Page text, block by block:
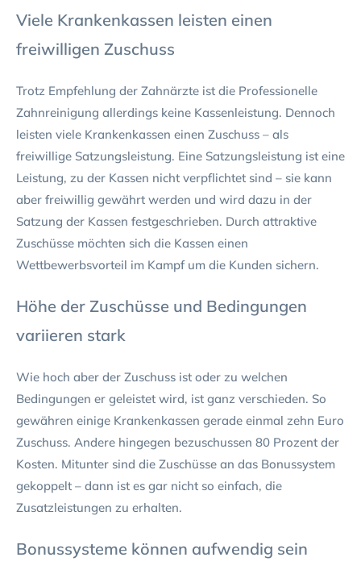
Viele Krankenkassen leisten einen
freiwilligen Zuschuss
Trotz Empfehlung der Zahnärzte ist die Professionelle
Zahnreinigung allerdings keine Kassenleistung. Dennoch
leisten viele Krankenkassen einen Zuschuss – als
freiwillige Satzungsleistung. Eine Satzungsleistung ist eine
Leistung, zu der Kassen nicht verpflichtet sind – sie kann
aber freiwillig gewährt werden und wird dazu in der
Satzung der Kassen festgeschrieben. Durch attraktive
Zuschüsse möchten sich die Kassen einen
Wettbewerbsvorteil im Kampf um die Kunden sichern.
Höhe der Zuschüsse und Bedingungen
variieren stark
Wie hoch aber der Zuschuss ist oder zu welchen
Bedingungen er geleistet wird, ist ganz verschieden. So
gewähren einige Krankenkassen gerade einmal zehn Euro
Zuschuss. Andere hingegen bezuschussen 80 Prozent der
Kosten. Mitunter sind die Zuschüsse an das Bonussystem
gekoppelt – dann ist es gar nicht so einfach, die
Zusatzleistungen zu erhalten.
Bonussysteme können aufwendig sein